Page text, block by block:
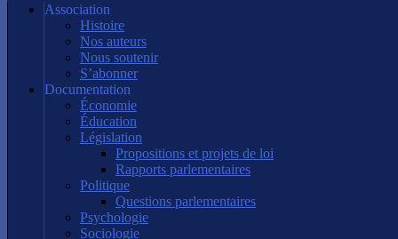
Association
Histoire
Nos auteurs
Nous soutenir
S’abonner
Documentation
Économie
Éducation
Législation
Propositions et projets de loi
Rapports parlementaires
Politique
Questions parlementaires
Psychologie
Sociologie